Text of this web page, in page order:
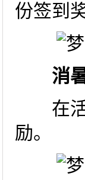
份签到
消
在活
励。